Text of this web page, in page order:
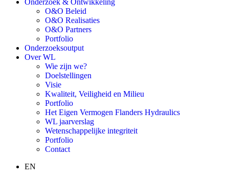
Onderzoek & Ontwikkeling
O&O Beleid
O&O Realisaties
O&O Partners
Portfolio
Onderzoeksoutput
Over WL
Wie zijn we?
Doelstellingen
Visie
Kwaliteit, Veiligheid en Milieu
Portfolio
Het Eigen Vermogen Flanders Hydraulics
WL jaarverslag
Wetenschappelijke integriteit
Portfolio
Contact
EN